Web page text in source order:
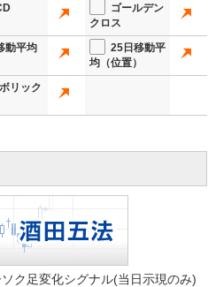
ゴールデン
クロス
動平均
25日移動平
均（位置）
リック
ク足変化シグナル(当日示現のみ)